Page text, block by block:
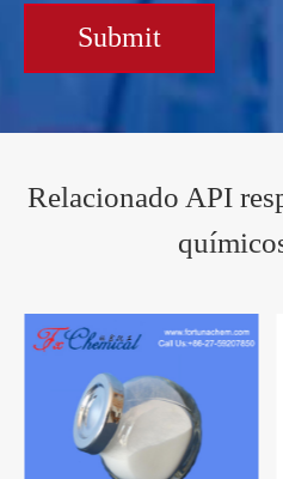
Submit
Relacionado API